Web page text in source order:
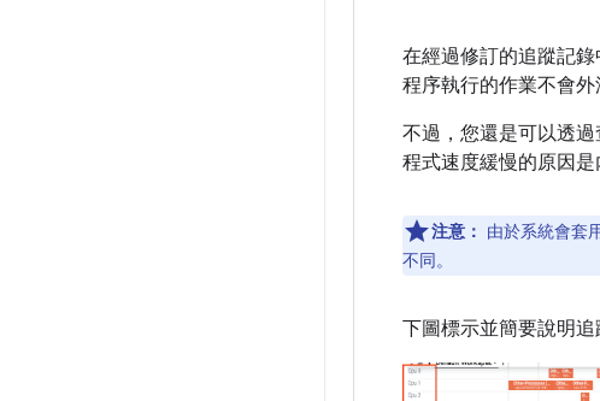
在經過修訂的追蹤記錄
程序執行的作業不會外
不過，您還是可以透
程式速度緩慢的原因是
注意： 由於系統會套
不同。
下圖標示並簡要說明追